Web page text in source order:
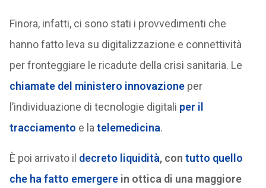
Finora, infatti, ci sono stati i provvedimenti che
hanno fatto leva su digitalizzazione e connettività
per fronteggiare le ricadute della crisi sanitaria. Le
chiamate del ministero innovazioneper
l’individuazione di tecnologie digitali per il
tracciamento e la telemedicina.
È poi arrivato il decreto liquidità, con tutto quello
che ha fatto emergerein ottica di una maggiore